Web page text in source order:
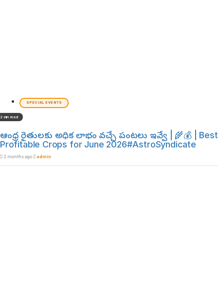
SPECIAL EVENTS
2 min read
ఆంధ్ర రైతులకు అధిక లాభం వచ్చే పంటలు ఇవ్వే | 🌾💰 | Best
Profitable Crops for June 2026#AstroSyndicate
2 months ago admin